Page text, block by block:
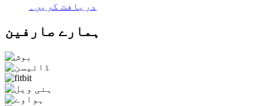
دریافت کریں۔
ہمارے صارفین